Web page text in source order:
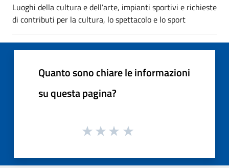
Luoghi della cultura e dell’arte, impianti sportivi e richieste
di contributi per la cultura, lo spettacolo e lo sport
Quanto sono chiare le informazioni
su questa pagina?